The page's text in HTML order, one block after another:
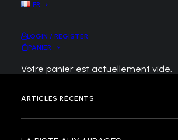
FR
LOGIN / REGISTER
PANIER
Votre panier est actuellement vide.
ARTICLES RÉCENTS